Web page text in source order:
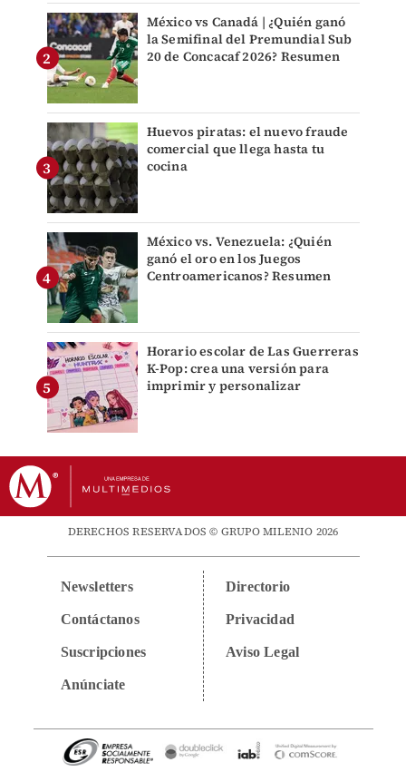
México vs Canadá | ¿Quién ganó
la Semifinal del Premundial Sub
20 de Concacaf 2026? Resumen
Huevos piratas: el nuevo fraude
comercial que llega hasta tu
cocina
México vs. Venezuela: ¿Quién
ganó el oro en los Juegos
Centroamericanos? Resumen
Horario escolar de Las Guerreras
K-Pop: crea una versión para
imprimir y personalizar
DERECHOS RESERVADOS © GRUPO MILENIO 2026
Newsletters
Contáctanos
Suscripciones
Anúnciate
Directorio
Privacidad
Aviso Legal